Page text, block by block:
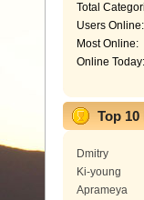
Total
Users Online:
Most Online:
Online Today:
Top
Dmitry
Ki-young
Aprameya